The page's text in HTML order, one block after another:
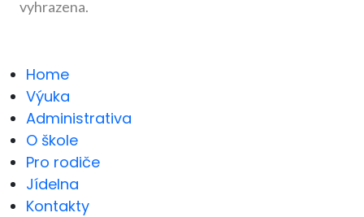
vyhrazena.
Home
Výuka
Administrativa
O škole
Pro rodiče
Jídelna
Kontakty